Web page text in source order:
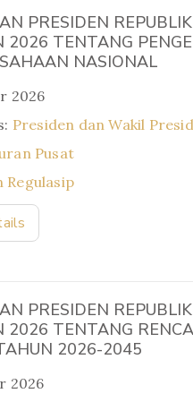
PRESIDEN
2026 TENTANG
NASIONAL
2026
Presiden dan Wakil
Pusat
Regulasip
PRESIDEN
2026 TENTANG
2026-2045
2026